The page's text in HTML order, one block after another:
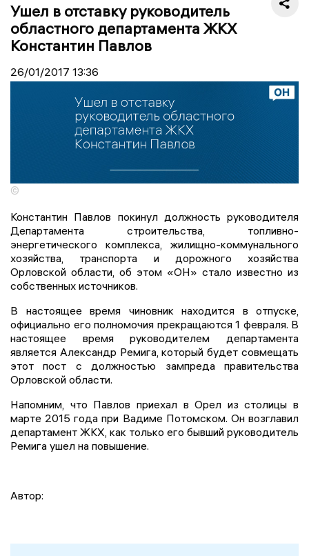
Ушел в отставку руководитель
областного департамента ЖКХ
Константин Павлов
26/01/2017 13:36
©
Константин Павлов покинул должность руководителя
Департамента строительства, топливно-
энергетического комплекса, жилищно-коммунального
хозяйства, транспорта и дорожного хозяйства
Орловской области, об этом «ОН» стало известно из
собственных источников.
В настоящее время чиновник находится в отпуске,
официально его полномочия прекращаются 1 февраля. В
настоящее время руководителем департамента
является Александр Ремига, который будет совмещать
этот пост с должностью зампреда правительства
Орловской области.
Напомним, что Павлов приехал в Орел из столицы в
марте 2015 года при Вадиме Потомском. Он возглавил
департамент ЖКХ, как только его бывший руководитель
Ремига ушел на повышение.
Автор: